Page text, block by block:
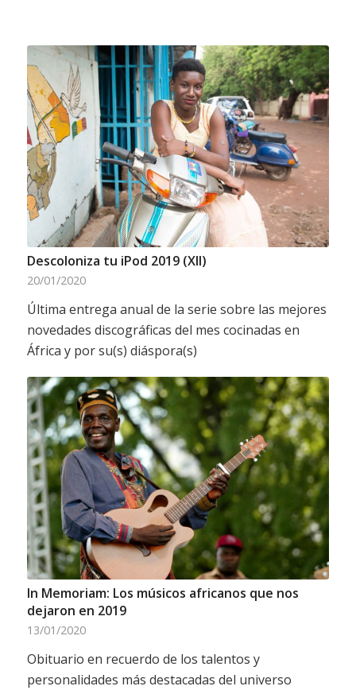
Descoloniza tu iPod 2019 (XII)
20/01/2020
Última entrega anual de la serie sobre las mejores
novedades discográficas del mes cocinadas en
África y por su(s) diáspora(s)
In Memoriam: Los músicos africanos que nos
dejaron en 2019
13/01/2020
Obituario en recuerdo de los talentos y
personalidades más destacadas del universo